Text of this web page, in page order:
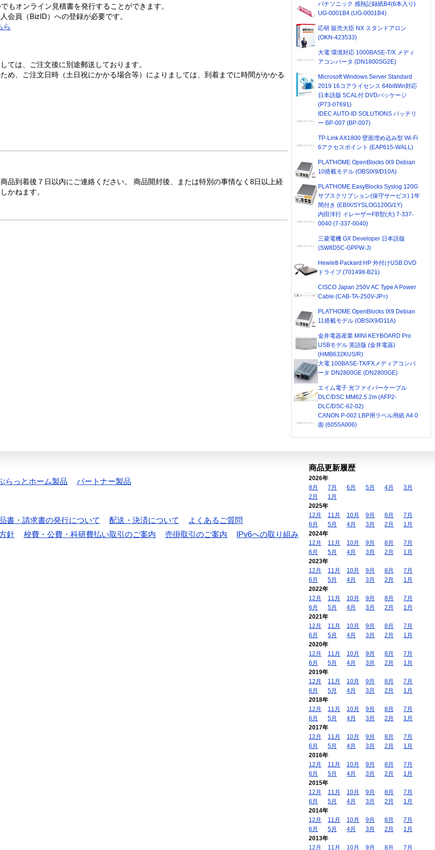
もオンライン見積書を発行することができます。
会員（BizID）への登録が必要です。
ら
ては、ご注文後に別途郵送しております。
め、ご注文日時（土日祝にかかる場合等）によりましては、到着までに時間がかかる
品到着後７日以内にご連絡ください。 商品開封後、または特別の事情なく8日以上経
かねます。
パナソニック 感熱記録紙B4(6本入り)
UG-0001B4 (UG-0001B4)
応研 販売大臣 NX スタンドアロン
(OKN-423533)
大電 環境対応 1000BASE-T/X メディ
アコンバータ (DN1800SG2E)
Microsoft Windows Server Standard
2019 16コアライセンス 64bitWin対応
日本語版 5CAL付 DVDパッケージ
(P73-07691)
IDEC AUTO-ID SOLUTIONS バッテリ
ー BP-007 (BP-007)
TP-Link AX1800 壁面埋め込み型 Wi-Fi
6アクセスポイント (EAP615-WALL)
PLAT'HOME OpenBlocks IX9 Debian
10搭載モデル (OBSIX9/D10A)
PLAT'HOME EasyBlocks Syslog 120G
サブスクリプション(保守サービス) 1年
間付き (EBIX/SYSLOG120G/1Y)
内田洋行 イレーザーFB型(大) 7-337-
0040 (7-337-0040)
三菱電機 GX Developer 日本語版
(SW8D5C-GPPW-J)
Hewlett-Packard HP 外付けUSB DVD
ドライブ (701498-B21)
CISCO Japan 250V AC Type A Power
Cable (CAB-TA-250V-JP=)
PLAT'HOME OpenBlocks IX9 Debian
11搭載モデル (OBSIX9/D11A)
金井電器産業 MINI KEYBOARD Pro
USBモデル 英語版 (金井電器)
(HMB632KUS/R)
大電 100BASE-TX/FXメディアコンバ
ータ DN2800GE (DN2800GE)
エイム電子 光ファイバーケーブル
DLC/DSC MM62.5 2m (AFP2-
DLC/DSC-62-02)
CANON P-002 LBP用ラベル用紙 A4 0
面 (6055A006)
らっとホーム製品 パートナー製品
書・請求書の発行について 配送・決済について
よくあるご質問
針 校費・公費・科研費払い取引のご案内 売掛取引のご案内
IPv6への取り組み
商品更新履歴
2026年
8月
7月 6月 5月 4月
3月
2月
1月
2025年
12月
11月 10月 9月 8月
7月
6月
5月 4月 3月 2月
1月
2024年
12月
11月 10月 9月 8月
7月
6月
5月 4月 3月 2月
1月
2023年
12月
11月 10月 9月 8月
7月
6月
5月 4月 3月 2月
1月
2022年
12月
11月 10月 9月 8月
7月
6月
5月 4月 3月 2月
1月
2021年
12月
11月 10月 9月 8月
7月
6月
5月 4月 3月 2月
1月
2020年
12月
11月 10月 9月 8月
7月
6月
5月 4月 3月 2月
1月
2019年
12月
11月 10月 9月 8月
7月
6月
5月 4月 3月 2月
1月
2018年
12月
11月 10月 9月 8月
7月
6月
5月 4月 3月 2月
1月
2017年
12月
11月 10月 9月 8月
7月
6月
5月 4月 3月 2月
1月
2016年
12月
11月 10月 9月 8月
7月
6月
5月 4月 3月 2月
1月
2015年
12月
11月 10月 9月 8月
7月
6月
5月 4月 3月 2月
1月
2014年
12月
11月 10月 9月 8月
7月
6月
5月 4月 3月 2月
1月
2013年
12月
11月 10月 9月 8月 7月